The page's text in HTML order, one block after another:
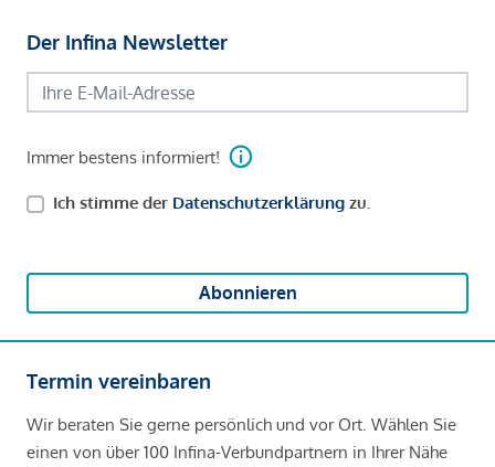
Der Infina Newsletter
Immer bestens informiert!
Ich stimme der Datenschutzerklärung zu.
Abonnieren
Termin vereinbaren
Wir beraten Sie gerne persönlich und vor Ort. Wählen Sie
einen von über 100 Infina-Verbundpartnern in Ihrer Nähe